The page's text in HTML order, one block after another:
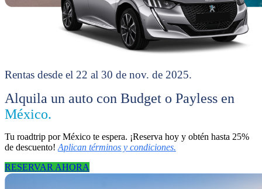
Rentas desde el 22 al 30 de nov. de 2025.
Alquila un auto con Budget o Payless en
México.
Tu roadtrip por México te espera. ¡Reserva hoy y obtén hasta 25%
de descuento!Aplican términos y condiciones.
RESERVAR AHORA